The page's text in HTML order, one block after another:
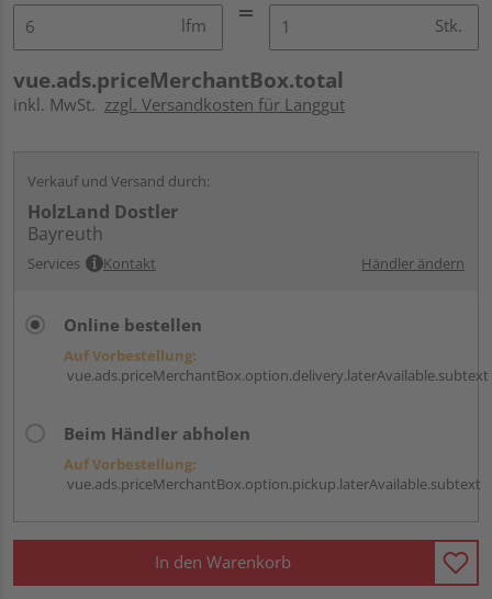
lfm Stk.
vue.ads.priceMerchantBox.total
inkl. MwSt. zzgl. Versandkosten für Langgut
Verkauf und Versand durch:
HolzLand Dostler
Bayreuth
Services Kontakt Händler ändern
Online bestellen
Auf Vorbestellung:
vue.ads.priceMerchantBox.option.delivery.laterAvailable.subtext
Beim Händler abholen
Auf Vorbestellung:
vue.ads.priceMerchantBox.option.pickup.laterAvailable.subtext
In den Warenkorb